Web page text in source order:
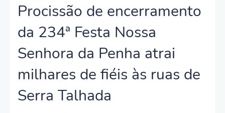
Procissão de encerramento
da 234ª Festa Nossa
Senhora da Penha atrai
milhares de fiéis às ruas de
Serra Talhada